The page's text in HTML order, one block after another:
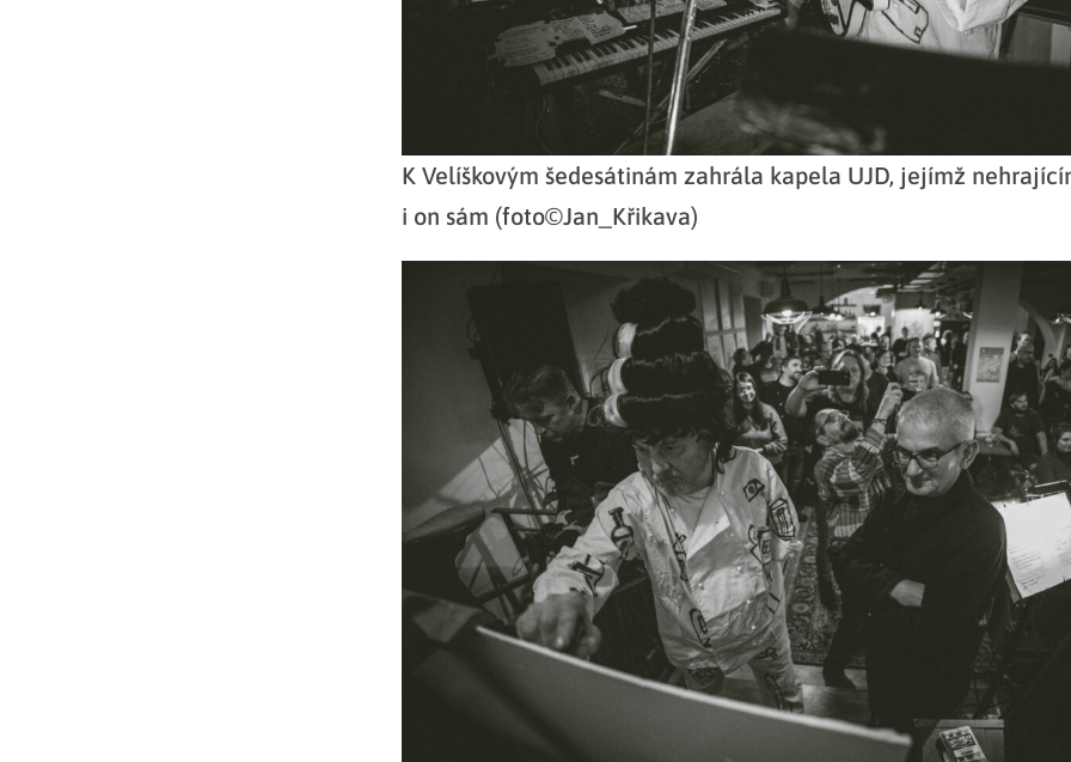
K Velíškovým šedesátinám zahrála kapela UJD, jejímž
i on sám (foto©Jan_Křikava)